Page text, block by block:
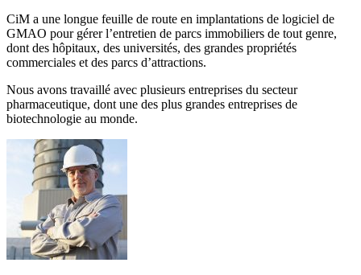
CiM a une longue feuille de route en implantations de logiciel de
GMAO pour gérer l’entretien de parcs immobiliers de tout genre,
dont des hôpitaux, des universités, des grandes propriétés
commerciales et des parcs d’attractions.
Nous avons travaillé avec plusieurs entreprises du secteur
pharmaceutique, dont une des plus grandes entreprises de
biotechnologie au monde.